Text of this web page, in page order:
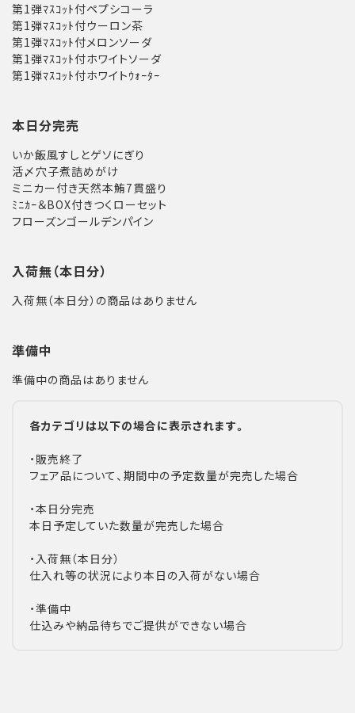
第1弾ﾏｽｺｯﾄ付ペプシコーラ
第1弾ﾏｽｺｯﾄ付ウーロン茶
第1弾ﾏｽｺｯﾄ付メロンソーダ
第1弾ﾏｽｺｯﾄ付ホワイトソーダ
第1弾ﾏｽｺｯﾄ付ホワイトｳｫｰﾀｰ
本日分完売
いか飯風すしとゲソにぎり
活〆穴子煮詰めがけ
ミニカー付き天然本鮪7貫盛り
ﾐﾆｶｰ＆BOX付きつくローセット
フローズンゴールデンパイン
入荷無（本日分）
入荷無（本日分）の商品はありません
準備中
準備中の商品はありません
各カテゴリは以下の場合に表示されます。
・販売終了
フェア品について、期間中の予定数量が完売した場合
・本日分完売
本日予定していた数量が完売した場合
・入荷無（本日分）
仕入れ等の状況により本日の入荷がない場合
・準備中
仕込みや納品待ちでご提供ができない場合